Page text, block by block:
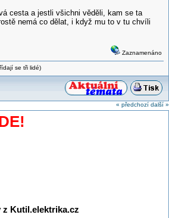
cesta a jestli všichni věděli, kam se ta
nemá co dělat, i když mu to v tu chvíli
Zaznamenáno
se tři lidé)
« předchozí další »
z Kutil.elektrika.cz